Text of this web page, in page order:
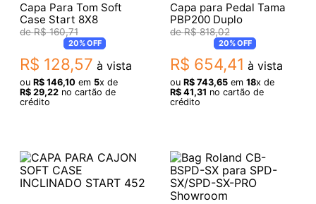
Capa Para Tom Soft
Case Start 8X8
R$ 160,71
20%OFF
R$ 128,57 à vista
ou R$ 146,10em 5x de
R$ 29,22no cartão de
crédito
Capa para Pedal Tama
PBP200 Duplo
R$ 818,02
20%OFF
R$ 654,41 à vista
ou R$ 743,65em 18x de
R$ 41,31 no cartão de
crédito